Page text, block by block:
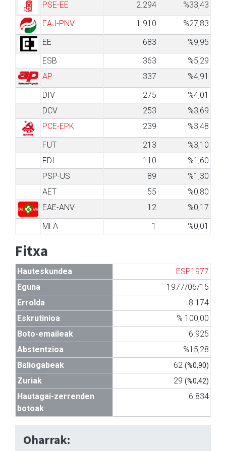
PSE-EE
2.294
%33,43
EAJ-PNV
1.910
%27,83
EE
683
%9,95
ESB
363
%5,29
AP
337
%4,91
DIV
275
%4,01
DCV
253
%3,69
PCE-EPK
239
%3,48
FUT
213
%3,10
FDI
110
%1,60
PSP-US
89
%1,30
AET
55
%0,80
EAE-ANV
12
%0,17
MFA
1 %0,01
Fitxa
Hauteskundea
ESP1977
Eguna
1977/06/15
Errolda
8.174
Eskrutinioa
% 100,00
Boto-emaileak
6.925
Abstentzioa
%15,28
Baliogabeak
62 (%0,90)
Zuriak 29 (%0,42)
Hautagai-zerrenden
botoak
6.834
Oharrak: